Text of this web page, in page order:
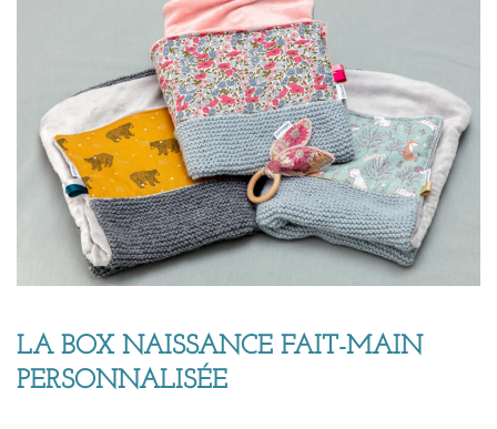
LA BOX NAISSANCE FAIT-MAIN
PERSONNALISÉE